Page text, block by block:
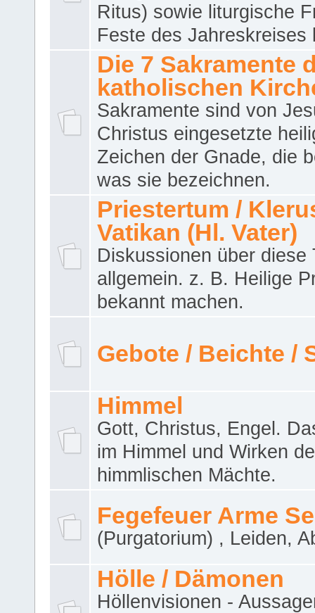
Ritus) sowie liturgische
Feste des Jahreskreises
Die 7 Sakramente
katholischen
Sakramente sind von
Christus eingesetzte
Zeichen der Gnade, die
was sie bezeichnen.
Priestertum /
Vatikan (Hl. Vater)
Diskussionen über diese
allgemein. z. B. Heilige
bekannt machen.
Gebote / Beichte /
Himmel
Gott, Christus, Engel.
im Himmel und Wirken
himmlischen Mächte.
Fegefeuer Arme
(Purgatorium) , Leiden,
Hölle / Dämonen
Höllenvisionen -